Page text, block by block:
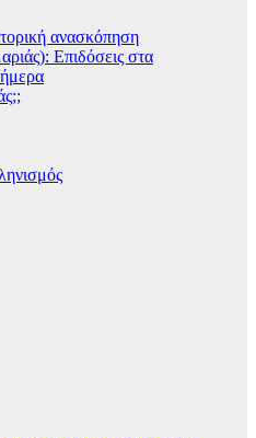
ανασκόπηση
Επιδόσεις στα